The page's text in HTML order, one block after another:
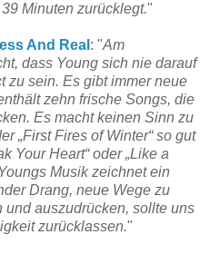
Minuten zurücklegt."
And Real : "Am
dass Young sich nie darauf
zu sein. Es gibt immer neue
zehn frische Songs, die
Es macht keinen Sinn zu
„First Fires of Winter“ so gut
Your Heart“ oder „Like a
Musik zeichnet ein
Drang, neue Wege zu
auszudrücken, sollte uns
zurücklassen."